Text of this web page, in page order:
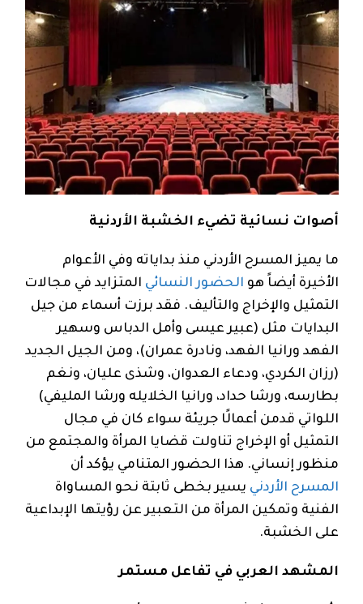
أصوات نسائية تضيء الخشبة الأردنية
ما يميز المسرح الأردني منذ بداياته وفي الأعوام
الأخيرة أيضاً هو الحضور النسائي المتزايد في مجالات
التمثيل والإخراج والتأليف. فقد برزت أسماء من جيل
البدايات مثل (عبير عيسى وأمل الدباس وسهير
الفهد ورانيا الفهد، ونادرة عمران)، ومن الجيل الجديد
(رزان الكردي، ودعاء العدوان، وشذى عليان، ونغم
بطارسه، ورشا حداد، ورانيا الخلايله ورشا المليفي)
اللواتي قدمن أعمالًا جريئة سواء كان في مجال
التمثيل أو الإخراج تناولت قضايا المرأة والمجتمع من
منظور إنساني. هذا الحضور المتنامي يؤكد أن
المسرح الأردني يسير بخطى ثابتة نحو المساواة
الفنية وتمكين المرأة من التعبير عن رؤيتها الإبداعية
على الخشبة.
المشهد العربي في تفاعل مستمر